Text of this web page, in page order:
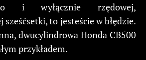
i wyłącznie rzędowej,
to jesteście w błędzie.
dwucylindrowa Honda CB500
przykładem.